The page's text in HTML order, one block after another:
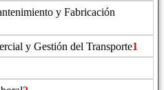
y Fabricación
y Gestión del Transporte1